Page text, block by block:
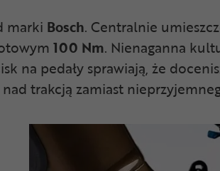
marki Bosch. Centralnie
100 Nm. Nienaganna
na pedały sprawiają, że
trakcją zamiast